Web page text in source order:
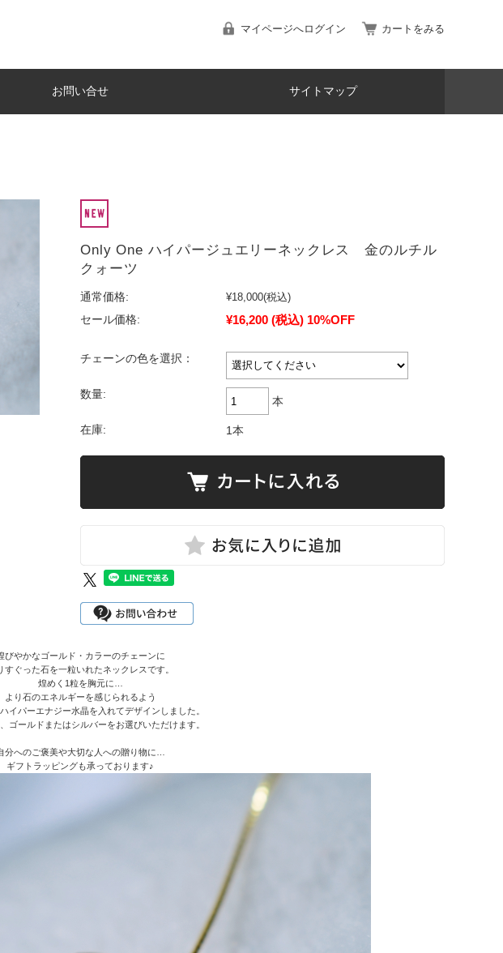
マイページへログイン カートをみる
お問い合せ サイトマップ
Only One ハイパージュエリーネックレス 金のルチル
クォーツ
通常価格: ¥18,000(税込)
セール価格:
¥16,200 (税込) 10%OFF
チェーンの色を選択：
数量:
本
在庫: 1本
びやかなゴールド・カラーのチェーンに
すぐった石を一粒いれたネックレスです。
煌めく1粒を胸元に…
より石のエネルギーを感じられるよう
イパーエナジー水晶を入れてデザインしました。
ゴールドまたはシルバーをお選びいただけます。
分へのご褒美や大切な人への贈り物に…
ギフトラッピングも承っております♪